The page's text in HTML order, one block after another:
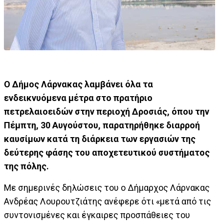
O Δήμος Λάρνακας λαμβάνει όλα τα
ενδεικνυόμενα μέτρα στο πρατήριο
πετρελαιοειδών στην περιοχή Δροσιάς, όπου την
Πέμπτη, 30 Αυγούστου, παρατηρήθηκε διαρροή
καυσίμων κατά τη διάρκεια των εργασιών της
δεύτερης φάσης του αποχετευτικού συστήματος
της πόλης.
Με σημερινές δηλώσεις του ο Δήμαρχος Λάρνακας
Ανδρέας Λουρουτζιάτης ανέφερε ότι «μετά από τις
συντονισμένες και έγκαιρες προσπάθειες του